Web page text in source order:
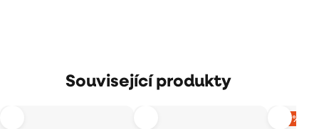
Související produkty
–13 %